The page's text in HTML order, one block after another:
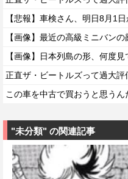
【画像】最近の高級ミニバン
【画像】日本列島の形、何度
正直ザ・ビートルズって過大評
この車を中古で買おうと思うん
"未分類" の関連記事